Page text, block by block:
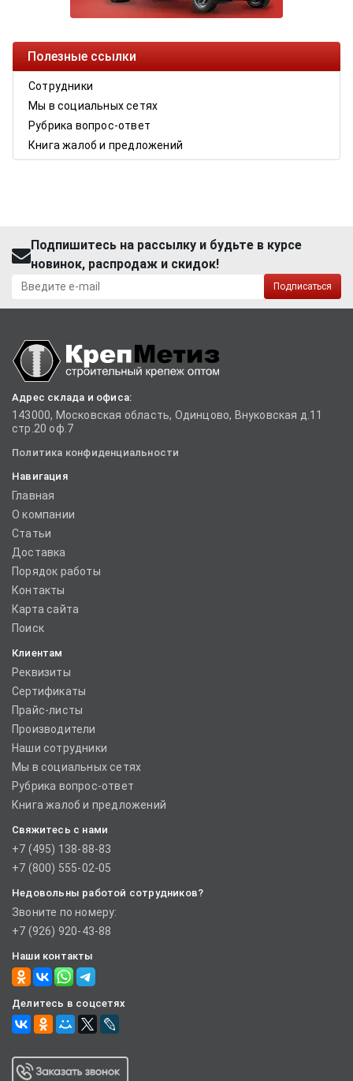
Полезные ссылки
Сотрудники
Мы в социальных сетях
Рубрика вопрос-ответ
Книга жалоб и предложений
Подпишитесь на рассылку и будьте в курсе
новинок, распродаж и скидок!
Подписаться
Адрес склада и офиса:
143000, Московская область, Одинцово, Внуковская д.11
стр.20 оф.7
Политика конфиденциальности
Навигация
Главная
О компании
Статьи
Доставка
Порядок работы
Контакты
Карта сайта
Поиск
Клиентам
Реквизиты
Сертификаты
Прайс-листы
Производители
Наши сотрудники
Мы в социальных сетях
Рубрика вопрос-ответ
Книга жалоб и предложений
Свяжитесь с нами
+7 (495) 138-88-83
+7 (800) 555-02-05
Недовольны работой сотрудников?
Звоните по номеру:
+7 (926) 920-43-88
Наши контакты
Делитесь в соцсетях